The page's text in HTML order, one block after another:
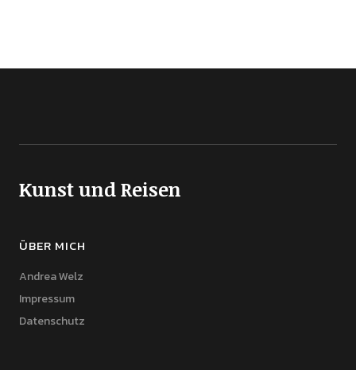
Kunst und Reisen
ÜBER MICH
Andrea Welz
Impressum
Datenschutz